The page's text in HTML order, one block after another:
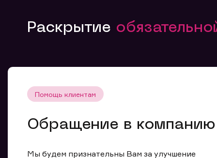
Раскрытие
Помощь клиентам
Обращение в компанию
Мы будем признательны Вам за улучшение